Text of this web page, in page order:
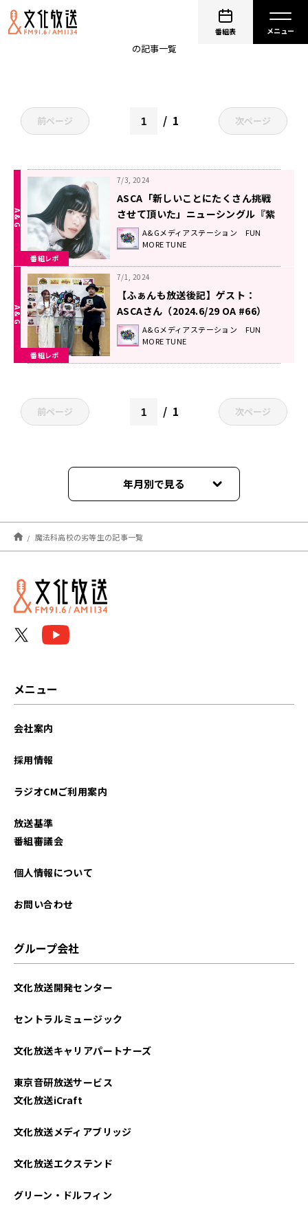
番組表
魔法科高校の劣等生
の記事一覧
前ページ 1 次ページ
番組レポ
7/3, 2024
ASCA「新しいことにたくさん挑戦
させて頂いた」ニューシングル『紫
苑の花束を』に込めた想い！
A&Gメディアステーション FUN
MORE TUNE
番組レポ
7/1, 2024
【ふぁんも放送後記】ゲスト：
ASCAさん（2024.6/29 OA #66）
A&Gメディアステーション FUN
MORE TUNE
前ページ 1 次ページ
年月別で見る
2024年07月
2024年06月
2024年05月
魔法科高校の劣等生の記事一覧
メニュー
会社案内
採用情報
ラジオCMご利用案内
放送基準
番組審議会
個人情報について
お問い合わせ
グループ会社
文化放送開発センター
セントラルミュージック
文化放送キャリアパートナーズ
東京音研放送サービス
文化放送iCraft
文化放送メディアブリッジ
文化放送エクステンド
グリーン・ドルフィン